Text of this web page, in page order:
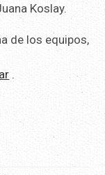
Koslay.
de los equipos,
.